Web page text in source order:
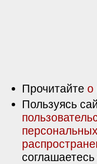
Прочитайте о
Пользуясь
соглашаетесь